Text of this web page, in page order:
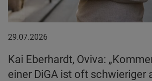
29.07.2026
29.07.2026
Kai Eberhardt, Oviva:
einer DiGA ist oft schwieriger